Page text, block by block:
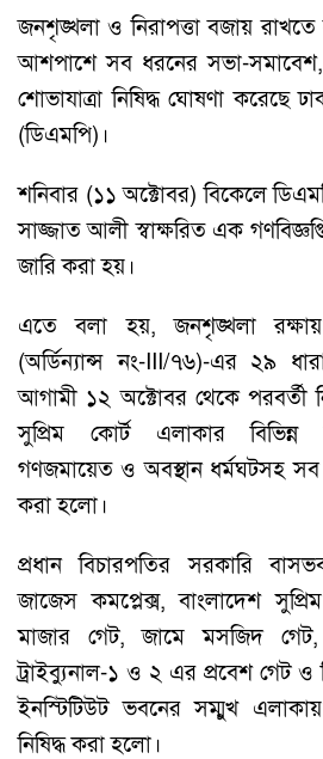
জনশৃঙ্খলা ও নিরাপত্তা বজায়
আশপাশে সব ধরনের সভা-সমাবেশ,
শোভাযাত্রা নিষিদ্ধ ঘোষণা করেছে
(ডিএমপি)।
শনিবার (১১ অক্টোবর) বিকেলে
সাজ্জাত আলী স্বাক্ষরিত এক
জারি করা হয়।
এতে বলা হয়, জনশৃঙ্খলা রক্ষায়
(অর্ডিন্যান্স নং-III/৭৬)-এর ২৯
আগামী ১২ অক্টোবর থেকে পরবর্তী
সুপ্রিম কোর্ট এলাকার বিভিন্ন
গণজমায়েত ও অবস্থান ধর্মঘটসহ সব
করা হলো।
প্রধান বিচারপতির সরকারি
জাজেস কমপ্লেক্স, বাংলাদেশ
মাজার গেট, জামে মসজিদ গেট,
ট্রাইব্যুনাল-১ ও ২ এর প্রবেশ গেট ও
ইনস্টিটিউট ভবনের সম্মুখ
নিষিদ্ধ করা হলো।